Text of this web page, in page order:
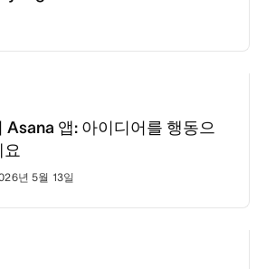
Asana 앱: 아이디어를 행동으
요
년 5월 13일